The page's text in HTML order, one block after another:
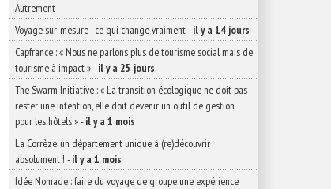
Autrement
Voyage sur-mesure : ce qui change vraiment-il y a 14 jours
Capfrance : « Nous ne parlons plus de tourisme social mais de
tourisme à impact »-il y a 25 jours
The Swarm Initiative : « La transition écologique ne doit pas
rester une intention, elle doit devenir un outil de gestion
pour les hôtels »-il y a 1 mois
La Corrèze, un département unique à (re)découvrir
absolument ! -il y a 1 mois
Idée Nomade : faire du voyage de groupe une expérience